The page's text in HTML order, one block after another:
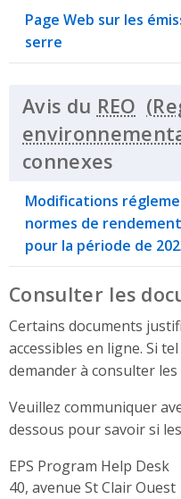
Page Web sur les
serre
Avis du REO
connexes
Modifications
normes de
pour la période de
Consulter les
Certains documents
accessibles en ligne. Si
demander à consulter
Veuillez communiquer
dessous pour savoir si
EPS Program Help Desk
Address
40, avenue St Clair Ouest